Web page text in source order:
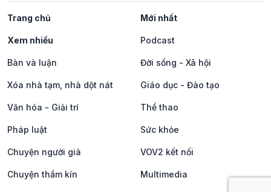
Trang chủ Mới nhất
Xem nhiều Podcast
Bàn và luận Đời sống - Xã hội
Xóa nhà tạm, nhà dột nát Giáo dục - Đào tạo
Văn hóa - Giải trí Thể thao
Pháp luật Sức khỏe
Chuyện người già VOV2 kết nối
Chuyện thầm kín Multimedia